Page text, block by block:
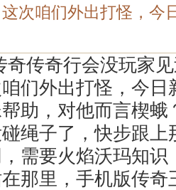
次咱们外出打怪，今
传奇行会没玩家
们外出打怪，今日
助，对他而言楔蛾
绳子了，快步跟上
需要火焰沃玛知识
那里，手机版传奇